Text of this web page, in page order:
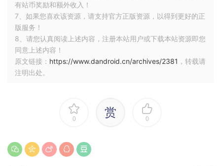
有站币奖励和额外收入！
7、如果您喜欢该资源，请支持官方正版资源，以得到更好的正
版服务！
8、请您认真阅读上述内容，注册本站用户或下载本站资源即您
同意上述内容！
原文链接： https://www.dandroid.cn/archives/2381 ，转载请
注明出处。
0 赏 0